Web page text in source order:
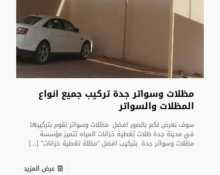
مظلات وسواتر جدة تركيب جميع انواع
المظلات والسواتر
سوف نعرض لكم بالصور افضل مظلات وسواتر نقوم بتركيبها
في مدينة جدة ظلات تغطية خزانات المياه تتميز مؤسسة
مظلات وسواتر جدة بتركيب افضل “مظلة تغطية خزانات” […]
عرض المزيد